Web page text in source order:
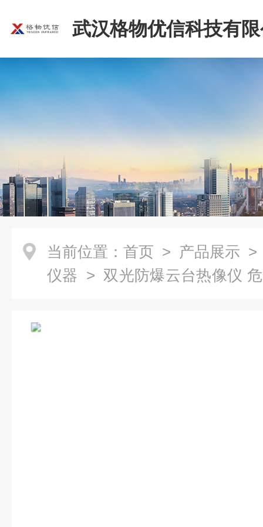
武汉格物优信科技有
当前位置： 首页 > 产品展示
仪器 > 双光防爆云台热像仪